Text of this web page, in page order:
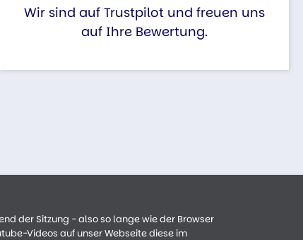
Wir sind auf Trustpilot und freuen uns
auf Ihre Bewertung.
der Sitzung - also so lange wie der Browser
Videos auf unser Webseite diese im